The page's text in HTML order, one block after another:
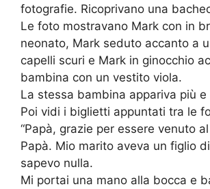
fotografie. Ricoprivano una
Le foto mostravano Mark con in
neonato, Mark seduto accanto a
capelli scuri e Mark in ginocchio
bambina con un vestito viola.
La stessa bambina appariva più e
Poi vidi i biglietti appuntati tra le
“Papà, grazie per essere venuto
Papà. Mio marito aveva un figlio
sapevo nulla.
Mi portai una mano alla bocca e